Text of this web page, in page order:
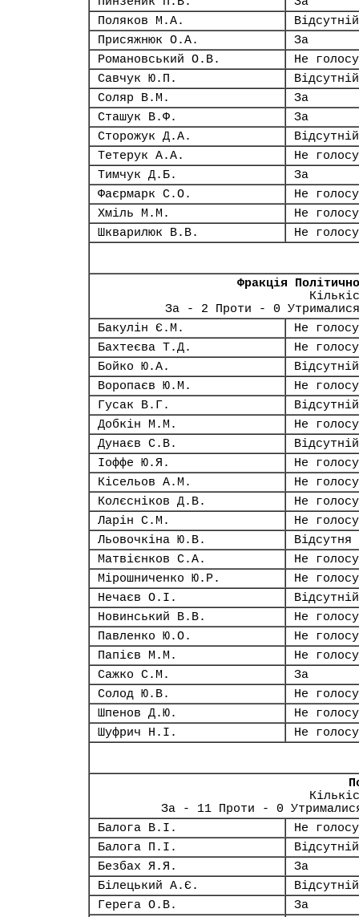
Поляков М.А.
Відсутній
Присяжнюк О.А.
За
Романовський О.В.
Не
Савчук Ю.П.
Відсутній
Соляр В.М.
За
Сташук В.Ф.
За
Сторожук Д.А.
Відсутній
Тетерук А.А.
Не
Тимчук Д.Б.
За
Фаєрмарк С.О.
Не
Хміль М.М.
Не
Шкварилюк В.В.
Не
Фракція
За - 2 Проти - 0
Бакулін Є.М.
Не
Бахтеєва Т.Д.
Не
Бойко Ю.А.
Відсутній
Воропаєв Ю.М.
Не
Гусак В.Г.
Відсутній
Добкін М.М.
Не
Дунаєв С.В.
Відсутній
Іоффе Ю.Я.
Не
Кісельов А.М.
Не
Колєсніков Д.В.
Не
Ларін С.М.
Не
Льовочкіна Ю.В.
Відсутня
Матвієнков С.А.
Не
Мірошниченко Ю.Р.
Не
Нечаєв О.І.
Відсутній
Новинський В.В.
Не
Павленко Ю.О.
Не
Папієв М.М.
Не
Сажко С.М.
За
Солод Ю.В.
Не
Шпенов Д.Ю.
Не
Шуфрич Н.І.
Не
За - 11 Проти - 0
Балога В.І.
Не
Балога П.І.
Відсутній
Безбах Я.Я.
За
Білецький А.Є.
Відсутній
Герега О.В.
За